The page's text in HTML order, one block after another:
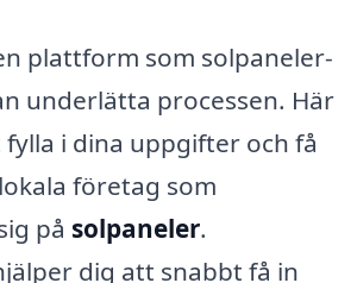
plattform som solpaneler-
underlätta processen. Här
i dina uppgifter och få
företag som
på solpaneler.
dig att snabbt få in